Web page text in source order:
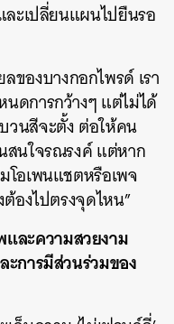
ะเปลี่ยนแผนไปยืนรอ
องบางกอกไพรด์ เรา
ดการกว้างๆ แต่ไม่ได้
นสีจะตั้ง ต่อให้คน
สนใจรณรงค์ แต่หาก
อเพนแชตหรือเพจ
องไปตรงจุดไหน”
ละความสวยงาม
การมีส่วนร่วมของ